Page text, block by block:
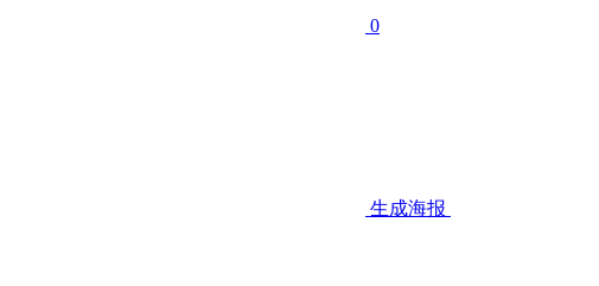
0
生成海报